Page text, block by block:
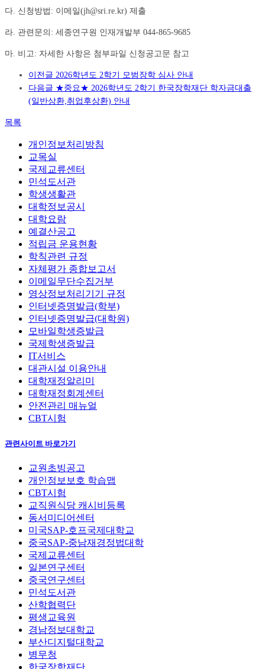
다. 신청방법: 이메일(jh@sri.re.kr) 제출
라. 관련문의: 세종연구원 인재개발부 044-865-9685
마. 비고: 자세한 사항은 첨부파일 신청공고문 참고
이전글 2026학년도 2학기 모범장학 심사 안내
다음글 ★중요★ 2026학년도 2학기 한국장학재단 학자금대출
(일반상환,취업후상환) 안내
목록
개인정보처리방침
교목실
국제교류센터
민석도서관
학생생활관
대학정보공시
대학요람
예결산공고
적립금 운용현황
학칙관련 규정
자체평가 종합보고서
이메일무단수집거부
영상정보처리기기 규정
인터넷증명발급(학부)
인터넷증명발급(대학원)
모바일학생증발급
국제학생증발급
IT서비스
대관시설 이용안내
대학재정알리미
대학재정회계센터
안전관리 매뉴얼
CBT시험
관련사이트 바로가기
교원초빙공고
개인정보보호 학습맵
CBT시험
교직원식당 캐시비등록
동서미디어센터
미국SAP-호프국제대학교
중국SAP-중남재경정법대학
국제교류센터
일본연구센터
중국연구센터
민석도서관
산학협력단
평생교육원
경남정보대학교
부산디지털대학교
병무청
한국장학재단